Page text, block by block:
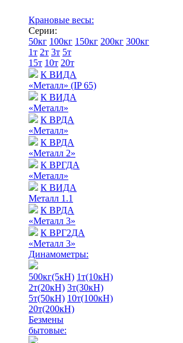
Крановые весы:
Серии:
50кг 100кг 150кг 200кг 300кг
1т 2т 3т 5т
15т 10т 20т
К ВИДА
«Металл» (IP 65)
К ВИДА
«Металл»
К ВРДА
«Металл»
К ВРДА
«Металл 2»
К ВРГДА
«Металл»
К ВИДА
Металл 1.1
К ВРДА
«Металл 3»
К ВРГ2ДА
«Металл 3»
Динамометры:
500кг(5кН) 1т(10кН)
2т(20кН) 3т(30кН)
5т(50кН) 10т(100кН)
20т(200кН)
Безмены
бытовые: